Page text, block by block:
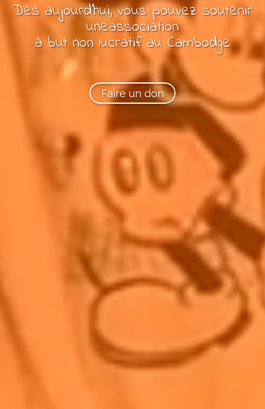
Dès aujourd'hui, vous pouvez soutenir
uneassociation
à but non lucratifau Cambodge
Faire un don